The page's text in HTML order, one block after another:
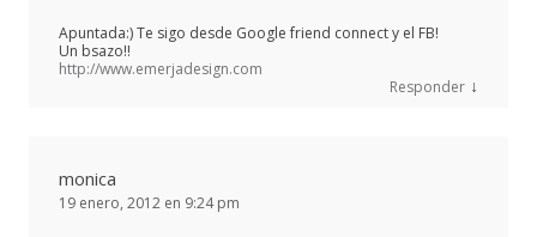
Apuntada:) Te sigo desde Google friend connect y el FB!
Un bsazo!!
http://www.emerjadesign.com
Responder ↓
monica
19 enero, 2012 en 9:24 pm